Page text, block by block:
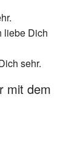
liebe Dich
sehr.
mit dem